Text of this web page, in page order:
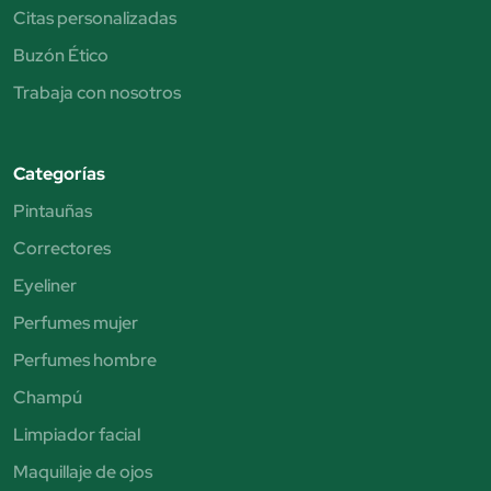
Citas personalizadas
Buzón Ético
Trabaja con nosotros
Categorías
Pintauñas
Correctores
Eyeliner
Perfumes mujer
Perfumes hombre
Champú
Limpiador facial
Maquillaje de ojos